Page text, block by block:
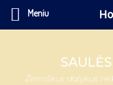
Žemiškus dalykus
Meniu